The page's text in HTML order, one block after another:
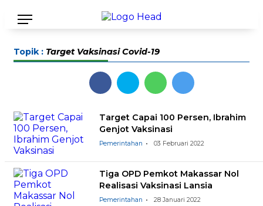
Topik : Target Vaksinasi Covid-19
Target Capai 100 Persen, Ibrahim
Genjot Vaksinasi
Pemerintahan 03 Februari 2022
Tiga OPD Pemkot Makassar Nol
Realisasi Vaksinasi Lansia
Pemerintahan 28 Januari 2022